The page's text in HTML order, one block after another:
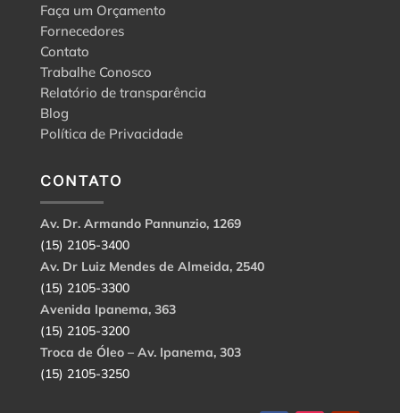
Faça um Orçamento
Fornecedores
Contato
Trabalhe Conosco
Relatório de transparência
Blog
Política de Privacidade
CONTATO
Av. Dr. Armando Pannunzio, 1269
(15) 2105-3400
Av. Dr Luiz Mendes de Almeida, 2540
(15) 2105-3300
Avenida Ipanema, 363
(15) 2105-3200
Troca de Óleo – Av. Ipanema, 303
(15) 2105-3250